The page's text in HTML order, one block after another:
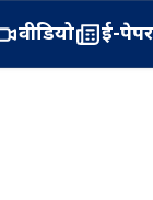
वीडियो ई-पेपर